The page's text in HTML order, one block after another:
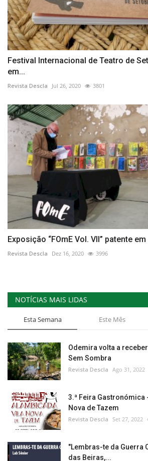
Festival Internacional de Teatro de
em...
Revista Descla Jul 26, 2020 3801
Exposição “FOmE Vol. VII” patente em
Revista Descla Dez 16, 2020 3996
NOTÍCIAS MAIS LIDAS
Esta Semana Este Mês
Odemira volta a
Sem Sombra
Revista Descla Ago 31, 2022
3.ª Feira
Nova de Tazem
Revista Descla Set 27, 2022
"Lembras-te da Guerra
das Beiras,...